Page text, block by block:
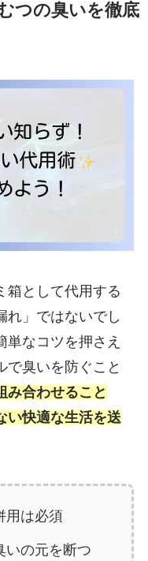
つの臭いを徹底
箱として代用する
れ」ではないでし
単なコツを押さえ
で臭いを防ぐこと
み合わせること
い快適な生活を送
用は必須
いの元を断つ